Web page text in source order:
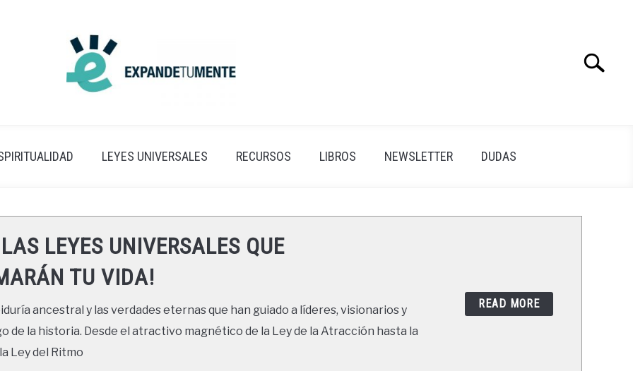
Search
LEYES UNIVERSALES RECURSOS LIBROS NEWSLETTER DUDAS
LEYES UNIVERSALES QUE
TU VIDA!
ancestral y las verdades eternas que han guiado a líderes, visionarios y
de la historia. Desde el atractivo magnético de la Ley de la Atracción hasta la
Ley del Ritmo
READ MORE